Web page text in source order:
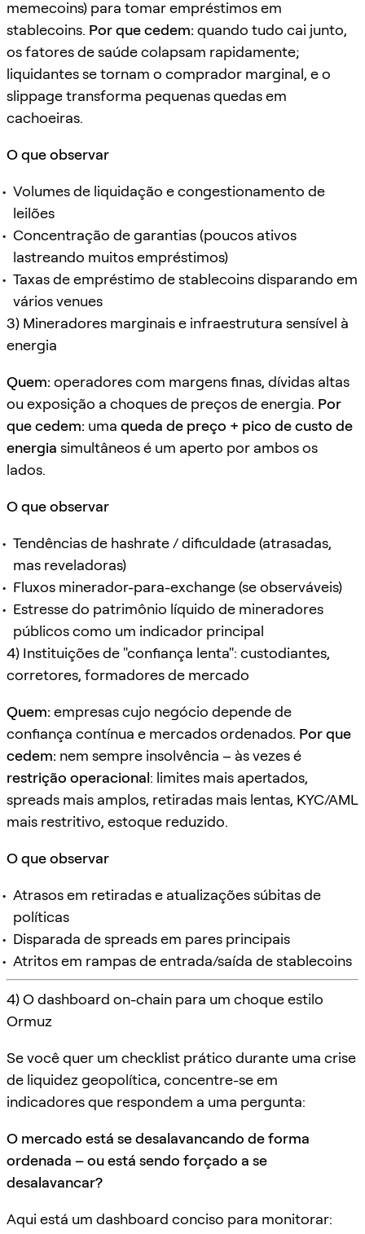
memecoins) para tomar empréstimos em
stablecoins. Por que cedem: quando tudo cai junto,
os fatores de saúde colapsam rapidamente;
liquidantes se tornam o comprador marginal, e o
slippage transforma pequenas quedas em
cachoeiras.
O que observar
Volumes de liquidação e congestionamento de
leilões
Concentração de garantias (poucos ativos
lastreando muitos empréstimos)
Taxas de empréstimo de stablecoins disparando em
vários venues
3) Mineradores marginais e infraestrutura sensível à
energia
Quem: operadores com margens finas, dívidas altas
ou exposição a choques de preços de energia. Por
que cedem: uma queda de preço + pico de custo de
energia simultâneos é um aperto por ambos os
lados.
O que observar
Tendências de hashrate / dificuldade (atrasadas,
mas reveladoras)
Fluxos minerador-para-exchange (se observáveis)
Estresse do patrimônio líquido de mineradores
públicos como um indicador principal
4) Instituições de "confiança lenta": custodiantes,
corretores, formadores de mercado
Quem: empresas cujo negócio depende de
confiança contínua e mercados ordenados. Por que
cedem: nem sempre insolvência – às vezes é
restrição operacional: limites mais apertados,
spreads mais amplos, retiradas mais lentas, KYC/AML
mais restritivo, estoque reduzido.
O que observar
Atrasos em retiradas e atualizações súbitas de
políticas
Disparada de spreads em pares principais
Atritos em rampas de entrada/saída de stablecoins
4) O dashboard on-chain para um choque estilo
Ormuz
Se você quer um checklist prático durante uma crise
de liquidez geopolítica, concentre-se em
indicadores que respondem a uma pergunta:
O mercado está se desalavancando de forma
ordenada – ou está sendo forçado a se
desalavancar?
Aqui está um dashboard conciso para monitorar: